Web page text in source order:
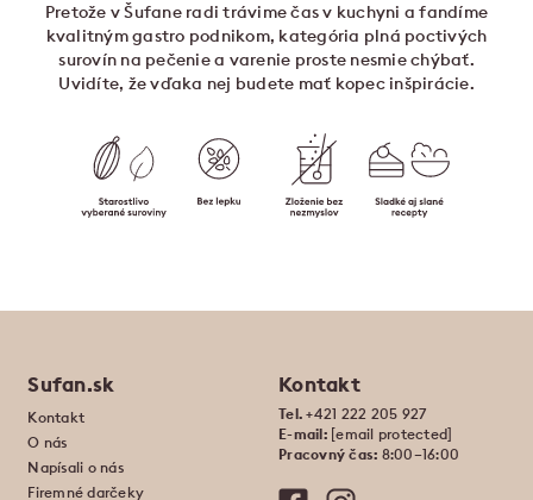
Pretože v Šufane radi trávime čas v kuchyni a fandíme
kvalitným gastro podnikom, kategória plná poctivých
surovín na pečenie a varenie proste nesmie chýbať.
Uvidíte, že vďaka nej budete mať kopec inšpirácie.
Sufan.sk
Kontakt
O nás
Napísali o nás
Firemné darčeky
Kontakt
Tel. +421 222 205 927
E-mail: [email protected]
Pracovný čas: 8:00–16:00